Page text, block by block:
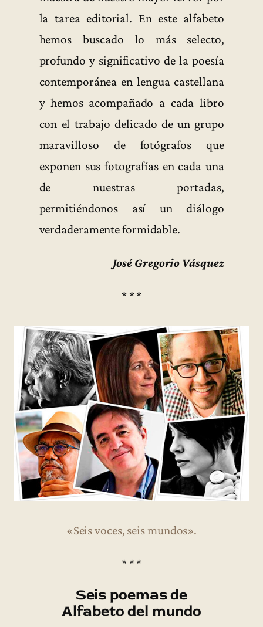
la tarea editorial. En este alfabeto
hemos buscado lo más selecto,
profundo y significativo de la poesía
contemporánea en lengua castellana
y hemos acompañado a cada libro
con el trabajo delicado de un grupo
maravilloso de fotógrafos que
exponen sus fotografías en cada una
de nuestras portadas,
permitiéndonos así un diálogo
verdaderamente formidable.
José Gregorio Vásquez
* * *
«Seis voces, seis mundos».
* * *
Seis poemas de
Alfabeto del mundo